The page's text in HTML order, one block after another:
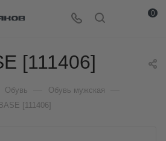
0
[111406]
Обувь Обувь мужская
[111406]